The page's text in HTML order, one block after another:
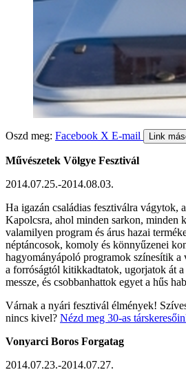
Oszd meg: Facebook X E-mail Link
Művészetek Völgye Fesztivál
2014.07.25.-2014.08.03.
Ha igazán családias fesztiválra vágytok,
Kapolcsra, ahol minden sarkon, minden
valamilyen program és árus hazai
néptáncosok, komoly és könnyűzenei
hagyományápoló programok színesítik a
a forróságtól kitikkadtatok, ugorjatok át
messze, és csobbanhattok egyet a hűs
Várnak a nyári fesztivál élmények!
nincs kivel? Nézd meg 30-as
Vonyarci Boros Forgatag
2014.07.23.-2014.07.27.